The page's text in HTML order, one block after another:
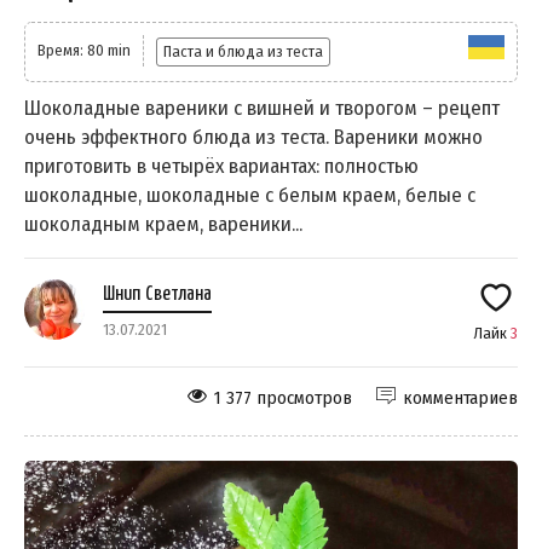
Время: 80 min Паста и блюда из теста
Шоколадные вареники с вишней и творогом – рецепт
очень эффектного блюда из теста. Вареники можно
приготовить в четырёх вариантах: полностью
шоколадные, шоколадные с белым краем, белые с
шоколадным краем, вареники...
Шнип Светлана
13.07.2021 Лайк 3
комментариев
1 377 просмотров